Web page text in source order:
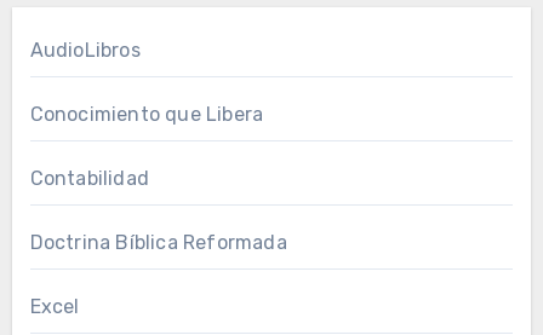
AudioLibros
Conocimiento que Libera
Contabilidad
Doctrina Bíblica Reformada
Excel